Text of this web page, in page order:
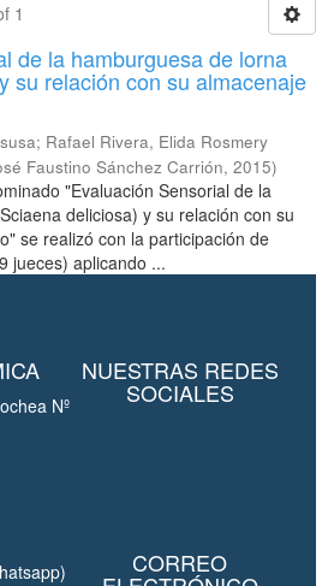
1
de la hamburguesa de lorna
su relación con su almacenaje
; Rafael Rivera, Elida Rosmery
Faustino Sánchez Carrión, 2015)
"Evaluación Sensorial de la
deliciosa) y su relación con su
se realizó con la participación de
jueces) aplicando ...
Nº
NUESTRAS REDES
SOCIALES
CORREO